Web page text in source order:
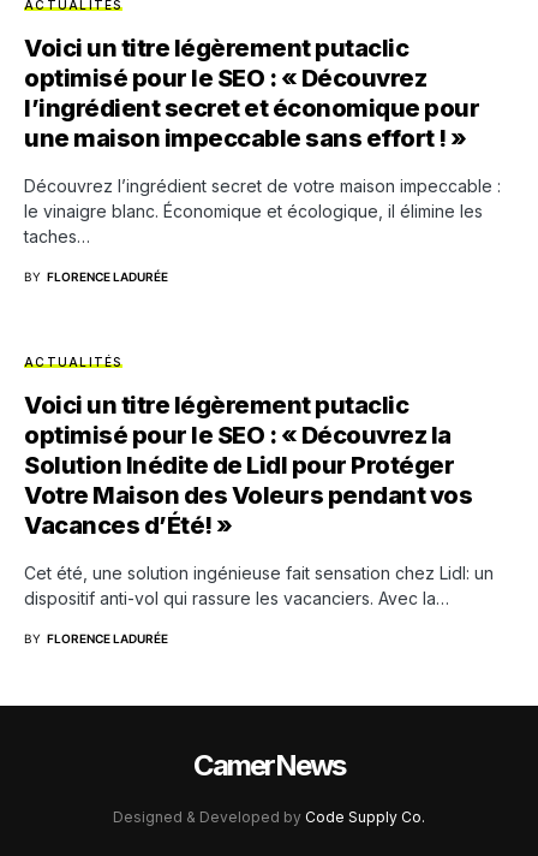
ACTUALITÉS
Voici un titre légèrement putaclic
optimisé pour le SEO : « Découvrez
l’ingrédient secret et économique pour
une maison impeccable sans effort ! »
Découvrez l’ingrédient secret de votre maison impeccable :
le vinaigre blanc. Économique et écologique, il élimine les
taches…
BY FLORENCE LADURÉE
ACTUALITÉS
Voici un titre légèrement putaclic
optimisé pour le SEO : « Découvrez la
Solution Inédite de Lidl pour Protéger
Votre Maison des Voleurs pendant vos
Vacances d’Été! »
Cet été, une solution ingénieuse fait sensation chez Lidl: un
dispositif anti-vol qui rassure les vacanciers. Avec la…
BY FLORENCE LADURÉE
CamerNews
Designed & Developed by Code Supply Co.